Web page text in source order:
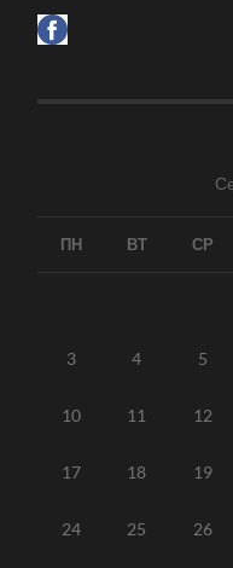
ПН ВТ СР
3 4 5
10 11 12
17 18 19
24 25 26